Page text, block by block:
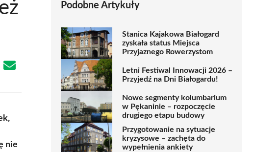
Share
nie
Podobne Artykuły
Stanica Kajakowa Białogard
zyskała status Miejsca
Przyjaznego Rowerzystom
Letni Festiwal Innowacji 2026 –
Przyjedź na Dni Białogardu!
Nowe segmenty kolumbarium
w Pękaninie – rozpoczęcie
drugiego etapu budowy
Przygotowanie na sytuacje
kryzysowe – zachęta do
wypełnienia ankiety